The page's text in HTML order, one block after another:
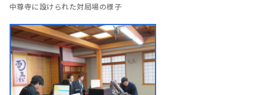
中尊寺に設けられた対局場の様子